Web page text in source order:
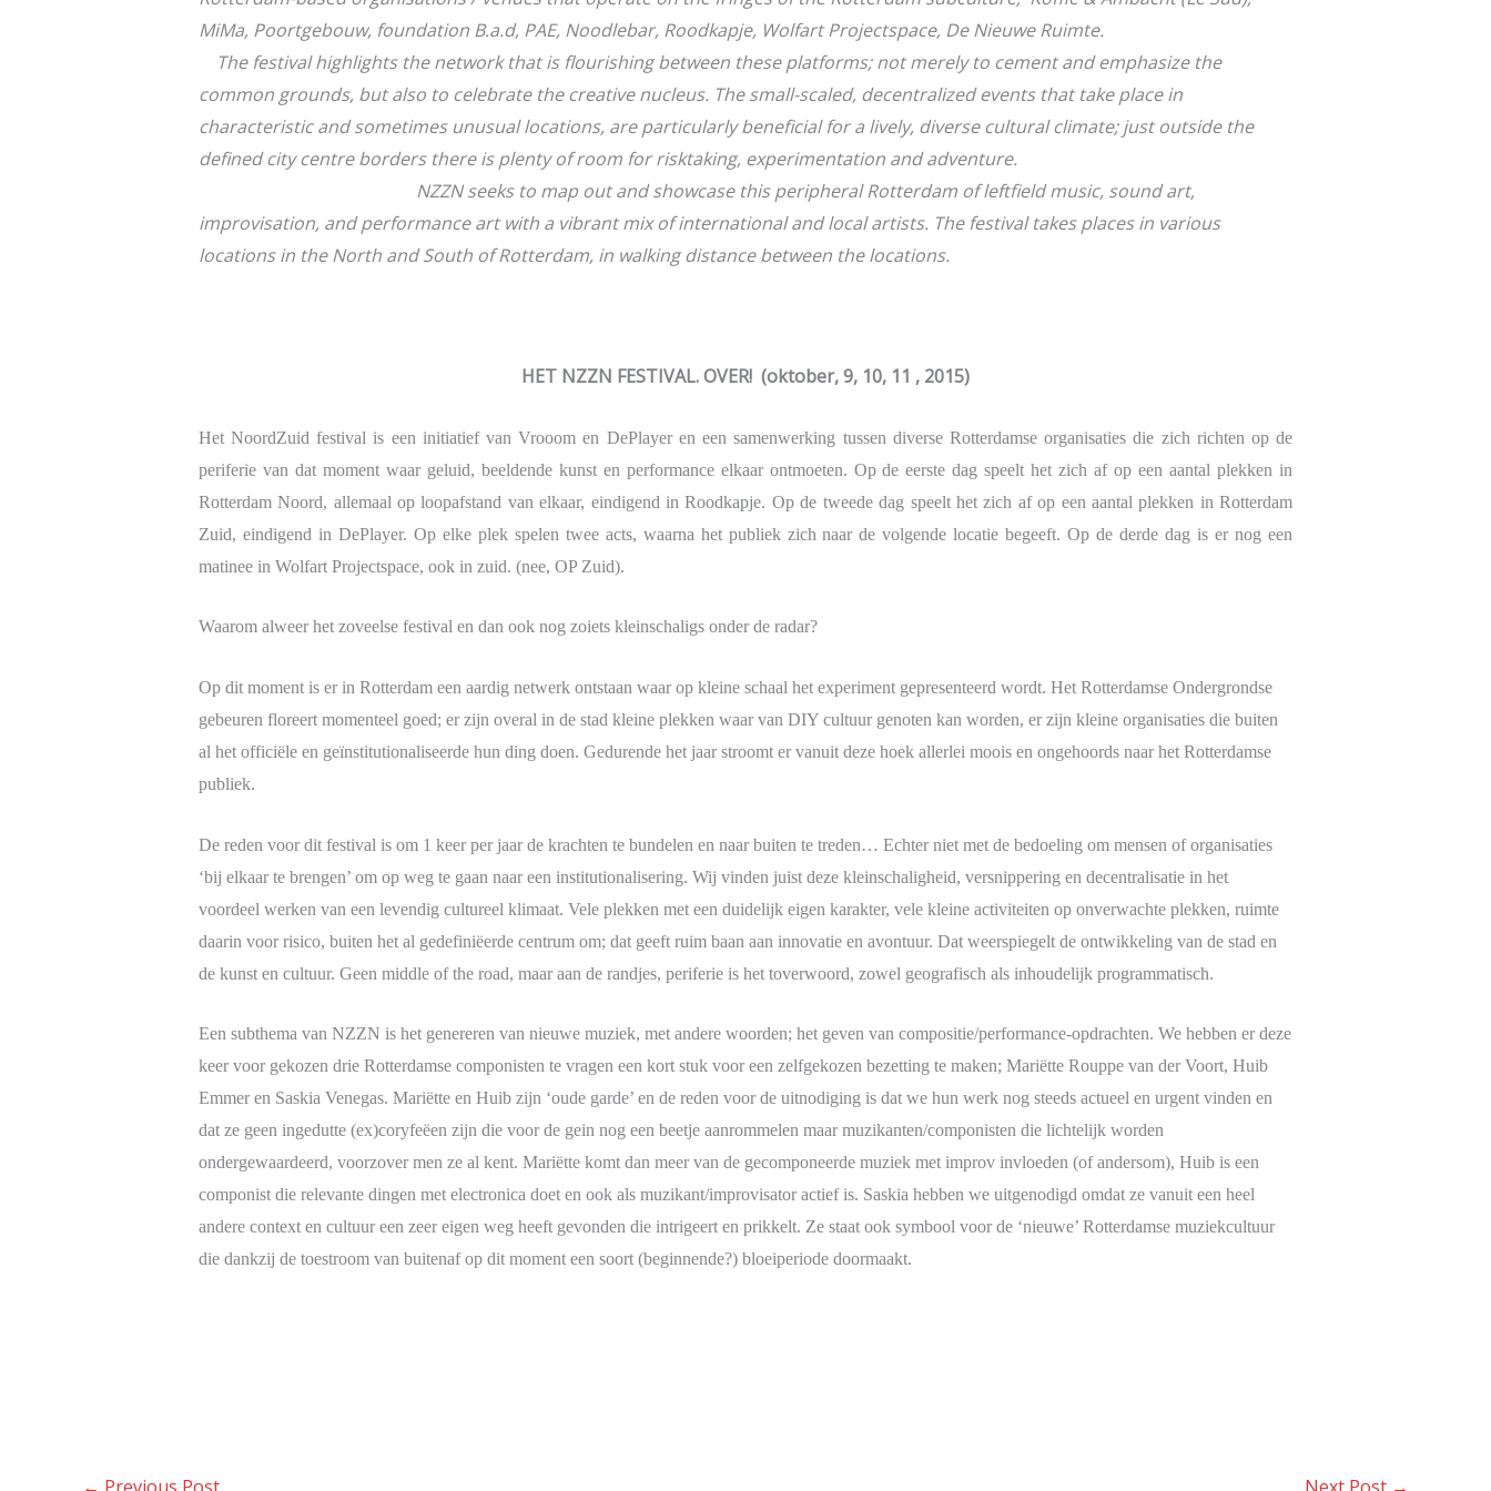
MiMa, Poortgebouw, foundation B.a.d, PAE, Noodlebar, Roodkapje, Wolfart Projectspace, De Nieuwe Ruimte.
The festival highlights the network that is flourishing between these platforms; not merely to cement and emphasize the
common grounds, but also to celebrate the creative nucleus. The small-scaled, decentralized events that take place in
characteristic and sometimes unusual locations, are particularly beneficial for a lively, diverse cultural climate; just outside the
defined city centre borders there is plenty of room for risktaking, experimentation and adventure.
NZZN seeks to map out and showcase this peripheral Rotterdam of leftfield music, sound art,
improvisation, and performance art with a vibrant mix of international and local artists. The festival takes places in various
locations in the North and South of Rotterdam, in walking distance between the locations.
HET NZZN FESTIVAL. OVER! (oktober, 9, 10, 11 , 2015)
Het NoordZuid festival is een initiatief van Vrooom en DePlayer en een samenwerking tussen diverse Rotterdamse organisaties die zich richten op de
periferie van dat moment waar geluid, beeldende kunst en performance elkaar ontmoeten. Op de eerste dag speelt het zich af op een aantal plekken in
Rotterdam Noord, allemaal op loopafstand van elkaar, eindigend in Roodkapje. Op de tweede dag speelt het zich af op een aantal plekken in Rotterdam
Zuid, eindigend in DePlayer. Op elke plek spelen twee acts, waarna het publiek zich naar de volgende locatie begeeft. Op de derde dag is er nog een
matinee in Wolfart Projectspace, ook in zuid. (nee, OP Zuid).
Waarom alweer het zoveelse festival en dan ook nog zoiets kleinschaligs onder de radar?
Op dit moment is er in Rotterdam een aardig netwerk ontstaan waar op kleine schaal het experiment gepresenteerd wordt. Het Rotterdamse Ondergrondse
gebeuren floreert momenteel goed; er zijn overal in de stad kleine plekken waar van DIY cultuur genoten kan worden, er zijn kleine organisaties die buiten
al het officiële en geïnstitutionaliseerde hun ding doen. Gedurende het jaar stroomt er vanuit deze hoek allerlei moois en ongehoords naar het Rotterdamse
publiek.
De reden voor dit festival is om 1 keer per jaar de krachten te bundelen en naar buiten te treden… Echter niet met de bedoeling om mensen of organisaties
‘bij elkaar te brengen’ om op weg te gaan naar een institutionalisering. Wij vinden juist deze kleinschaligheid, versnippering en decentralisatie in het
voordeel werken van een levendig cultureel klimaat. Vele plekken met een duidelijk eigen karakter, vele kleine activiteiten op onverwachte plekken, ruimte
daarin voor risico, buiten het al gedefiniëerde centrum om; dat geeft ruim baan aan innovatie en avontuur. Dat weerspiegelt de ontwikkeling van de stad en
de kunst en cultuur. Geen middle of the road, maar aan de randjes, periferie is het toverwoord, zowel geografisch als inhoudelijk programmatisch.
Een subthema van NZZN is het genereren van nieuwe muziek, met andere woorden; het geven van compositie/performance-opdrachten. We hebben er deze
keer voor gekozen drie Rotterdamse componisten te vragen een kort stuk voor een zelfgekozen bezetting te maken; Mariëtte Rouppe van der Voort, Huib
Emmer en Saskia Venegas. Mariëtte en Huib zijn ‘oude garde’ en de reden voor de uitnodiging is dat we hun werk nog steeds actueel en urgent vinden en
dat ze geen ingedutte (ex)coryfeëen zijn die voor de gein nog een beetje aanrommelen maar muzikanten/componisten die lichtelijk worden
ondergewaardeerd, voorzover men ze al kent. Mariëtte komt dan meer van de gecomponeerde muziek met improv invloeden (of andersom), Huib is een
componist die relevante dingen met electronica doet en ook als muzikant/improvisator actief is. Saskia hebben we uitgenodigd omdat ze vanuit een heel
andere context en cultuur een zeer eigen weg heeft gevonden die intrigeert en prikkelt. Ze staat ook symbool voor de ‘nieuwe’ Rotterdamse muziekcultuur
die dankzij de toestroom van buitenaf op dit moment een soort (beginnende?) bloeiperiode doormaakt.